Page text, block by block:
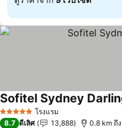
5 ดาว โรงแรม
Sofitel Sydney
8.7 ดีเลิศ 13,888 0.8 km ถึ